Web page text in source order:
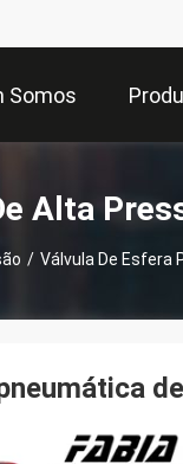
Somos
Alta
/ Válvula De Esfera